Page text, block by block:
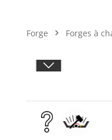
Forge Forges à
Ignorer la galerie